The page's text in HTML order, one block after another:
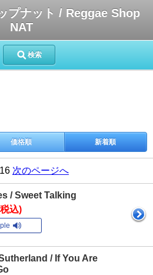
プナット / Reggae Shop
NAT
検索
価格順 新着順
次のページへ
/ Sweet Talking
込)
/ If You Are